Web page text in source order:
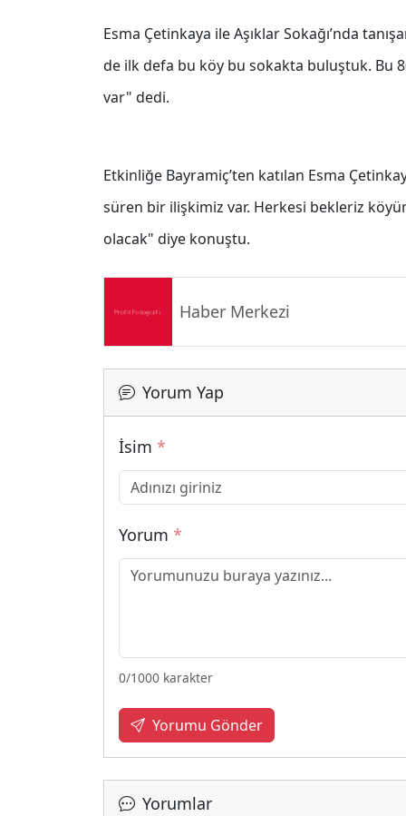
Esma Çetinkaya ile Aşıklar Sokağı’nda
de ilk defa bu köy bu sokakta buluştuk. Bu
var" dedi.
Etkinliğe Bayramiç’ten katılan Esma
süren bir ilişkimiz var. Herkesi bekleriz
olacak" diye konuştu.
Haber Merkezi
Yorum Yap
İsim *
Yorum *
0/1000 karakter
Yorumu Gönder
Yorumlar